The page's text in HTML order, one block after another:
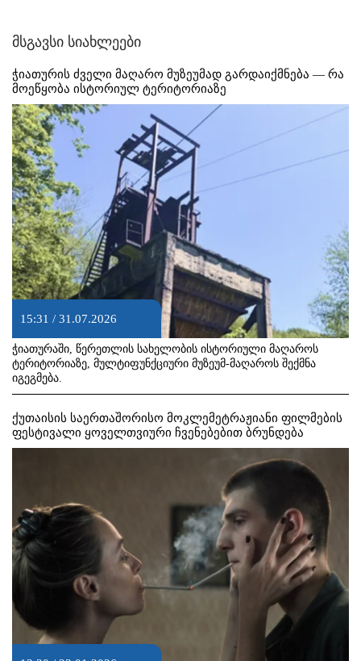
მსგავსი სიახლეები
ჭიათურის ძველი მაღარო მუზეუმად გარდაიქმნება — რა
მოეწყობა ისტორიულ ტერიტორიაზე
15:31 / 31.07.2026
ჭიათურაში, წერეთლის სახელობის ისტორიული მაღაროს
ტერიტორიაზე, მულტიფუნქციური მუზეუმ-მაღაროს შექმნა
იგეგმება.
ქუთაისის საერთაშორისო მოკლემეტრაჟიანი ფილმების
ფესტივალი ყოველთვიური ჩვენებებით ბრუნდება